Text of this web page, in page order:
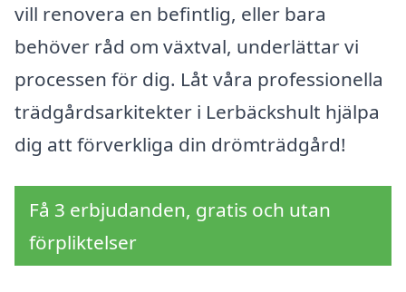
vill renovera en befintlig, eller bara
behöver råd om växtval, underlättar vi
processen för dig. Låt våra professionella
trädgårdsarkitekter i Lerbäckshult hjälpa
dig att förverkliga din drömträdgård!
Få 3 erbjudanden, gratis och utan
förpliktelser